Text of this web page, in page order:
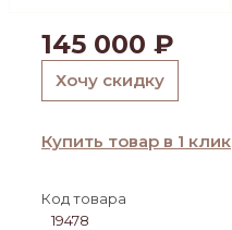
145 000 ₽
Хочу скидку
Купить товар в 1 клик
Код товара
19478